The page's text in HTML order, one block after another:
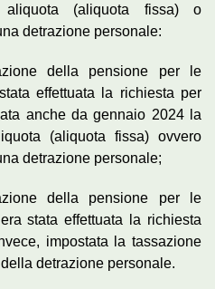
(aliquota fissa) o
detrazione personale:
della pensione per le
effettuata la richiesta per
anche da gennaio 2024 la
(aliquota fissa) ovvero
detrazione personale;
della pensione per le
stata effettuata la richiesta
impostata la tassazione
detrazione personale.